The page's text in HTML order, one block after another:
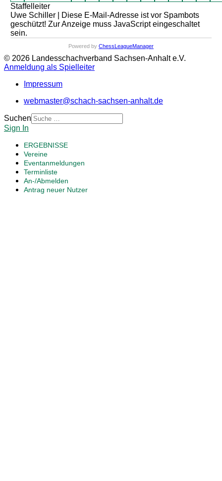
Staffelleiter
Uwe Schiller |
Diese E-Mail-Adresse ist vor Spambots
geschützt! Zur Anzeige muss JavaScript eingeschaltet
sein.
Powered by ChessLeagueManager
© 2026 Landesschachverband Sachsen-Anhalt e.V.
Anmeldung als Spielleiter
Impressum
webmaster@schach-sachsen-anhalt.de
Suchen
Sign In
ERGEBNISSE
Vereine
Eventanmeldungen
Terminliste
An-/Abmelden
Antrag neuer Nutzer